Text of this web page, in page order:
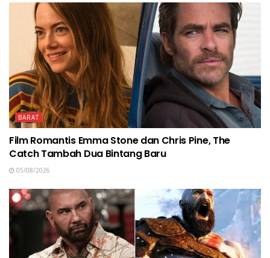
BARAT
Film Romantis Emma Stone dan Chris Pine, The
Catch Tambah Dua Bintang Baru
05/08/2026